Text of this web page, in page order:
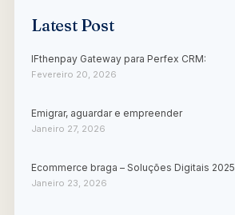
Latest Post
IFthenpay Gateway para Perfex CRM:
Fevereiro 20, 2026
Emigrar, aguardar e empreender
Janeiro 27, 2026
Ecommerce braga – Soluções Digitais 2025
Janeiro 23, 2026